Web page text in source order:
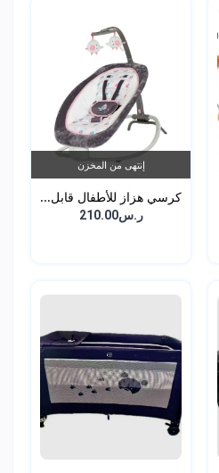
إنتهى من المخزن
كرسي هزاز للأطفال قابل...
ر.س210.00